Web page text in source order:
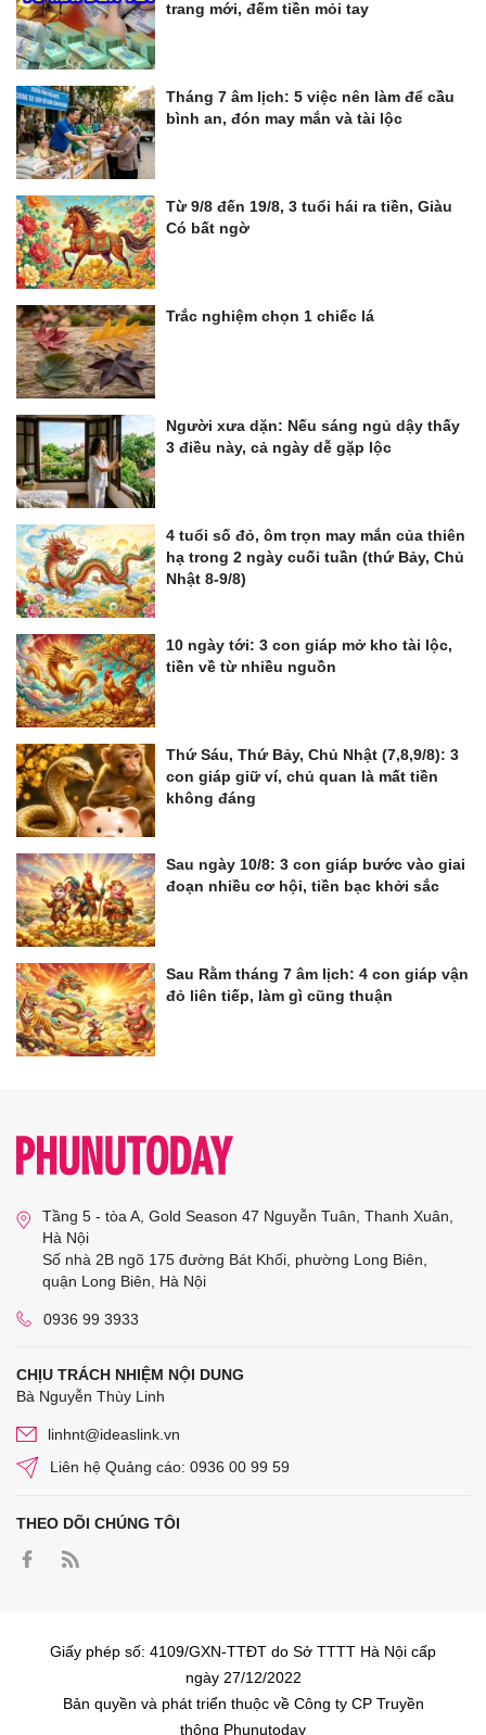
trang mới, đếm tiền mỏi tay
Tháng 7 âm lịch: 5 việc nên làm để cầu
bình an, đón may mắn và tài lộc
Từ 9/8 đến 19/8, 3 tuổi hái ra tiền, Giàu
Có bất ngờ
Trắc nghiệm chọn 1 chiếc lá
Người xưa dặn: Nếu sáng ngủ dậy thấy
3 điều này, cả ngày dễ gặp lộc
4 tuổi số đỏ, ôm trọn may mắn của thiên
hạ trong 2 ngày cuối tuần (thứ Bảy, Chủ
Nhật 8-9/8)
10 ngày tới: 3 con giáp mở kho tài lộc,
tiền về từ nhiều nguồn
Thứ Sáu, Thứ Bảy, Chủ Nhật (7,8,9/8): 3
con giáp giữ ví, chủ quan là mất tiền
không đáng
Sau ngày 10/8: 3 con giáp bước vào giai
đoạn nhiều cơ hội, tiền bạc khởi sắc
Sau Rằm tháng 7 âm lịch: 4 con giáp vận
đỏ liên tiếp, làm gì cũng thuận
Tầng 5 - tòa A, Gold Season 47 Nguyễn Tuân, Thanh Xuân,
Hà Nội
Số nhà 2B ngõ 175 đường Bát Khối, phường Long Biên,
quận Long Biên, Hà Nội
0936 99 3933
CHỊU TRÁCH NHIỆM NỘI DUNG
Bà Nguyễn Thùy Linh
linhnt@ideaslink.vn
Liên hệ Quảng cáo: 0936 00 99 59
THEO DÕI CHÚNG TÔI
Giấy phép số: 4109/GXN-TTĐT do Sở TTTT Hà Nội cấp
ngày 27/12/2022
Bản quyền và phát triển thuộc về Công ty CP Truyền
thông Phunutoday